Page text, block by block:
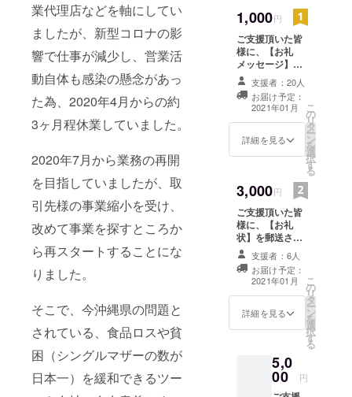
業代理店などを軸にしてい
ましたが、新型コロナの影
響で仕事が減少し、営業活
動自体も感染の懸念があっ
た為、2020年4月からの約
3ヶ月程休業していました。
2020年7月から業務の再開
を目指していましたが、取
引先様の事業縮小を受け、
改めて事業を探すところか
ら再スタートすることにな
りました。
そこで、今沖縄県の問題と
されている、食品ロスや貧
困（シングルマザーの数が
日本一）を緩和できるツー
1,000円
ご支援頂いた皆
様に、【お礼
メッセージ】を
送らせて頂きま
す。支援者：20人
お届け予定：
2021年01月
詳細を見る
こ
の
リ
タ
ー
ン
を
選
択
す
る
3,000円
ご支援頂いた皆
様に、【お礼
状】を郵送させ
て頂きます。 ※
ご支援時、備考
欄へご希望の宛
名をご記入くだ
さい。
支援者：6人
お届け予定：
2021年01月
詳細を見る
こ
の
リ
タ
ー
ン
を
選
択
す
る
5,0
00 円